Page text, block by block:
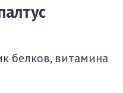
белков, витамина